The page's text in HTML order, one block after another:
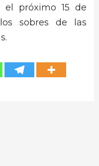
próximo 15 de
sobres de las